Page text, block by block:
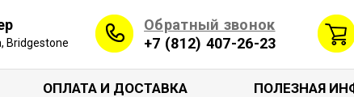
Bridgestone
Обратный звонок
+7 (812) 407-26-23
ОПЛАТА И ДОСТАВКА ПОЛЕЗНАЯ